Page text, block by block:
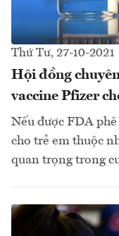
Thứ Tư, 27-10-2021
Hội đồng
vaccine Pfizer
Nếu được FDA
cho trẻ em thuộc
quan trọng trong